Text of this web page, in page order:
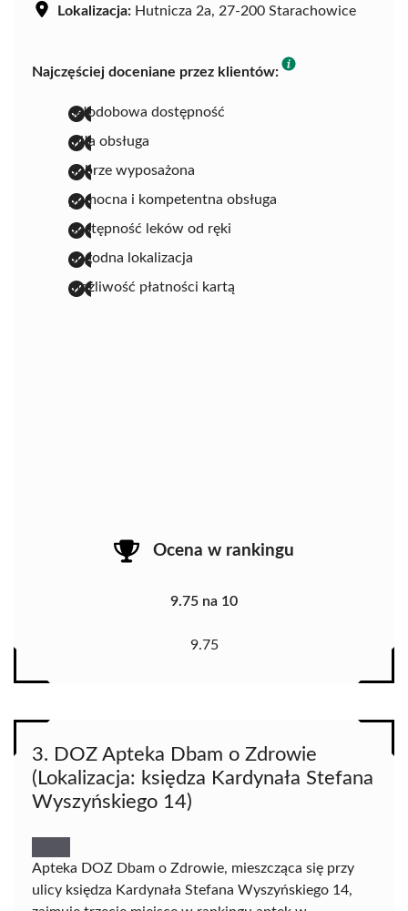
Lokalizacja: Hutnicza 2a, 27-200 Starachowice
Najczęściej doceniane przez klientów:
całodobowa dostępność
miła obsługa
dobrze wyposażona
pomocna i kompetentna obsługa
dostępność leków od ręki
dogodna lokalizacja
możliwość płatności kartą
Ocena w rankingu
9.75 na 10
9.75
3. DOZ Apteka Dbam o Zdrowie
(Lokalizacja: księdza Kardynała Stefana
Wyszyńskiego 14)
Apteka DOZ Dbam o Zdrowie, mieszcząca się przy
ulicy księdza Kardynała Stefana Wyszyńskiego 14,